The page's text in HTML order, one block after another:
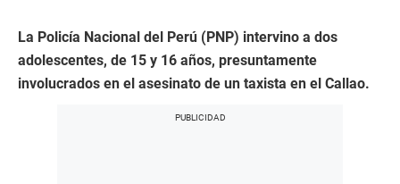
La Policía Nacional del Perú (PNP) intervino a dos
adolescentes, de 15 y 16 años, presuntamente
involucrados en el asesinato de un taxista en el Callao.